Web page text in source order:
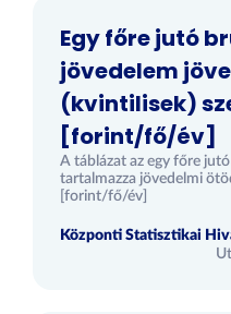
Egy főre jutó
jövedelem
(kvintilisek)
[forint/fő/év]
A táblázat az egy főre
tartalmazza jövedelmi
[forint/fő/év]
Központi Statisztikai